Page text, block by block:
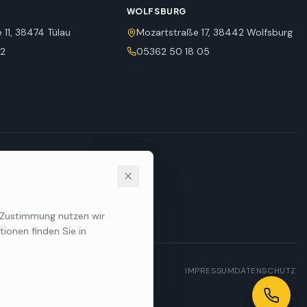
38474 Tülau
WOLFSBURG
Mozartstraße 17, 38442 Wolfsburg
05362 50 18 05
IMPRESSUMDATENSCHUTZ
nutzen wir
finden Sie in